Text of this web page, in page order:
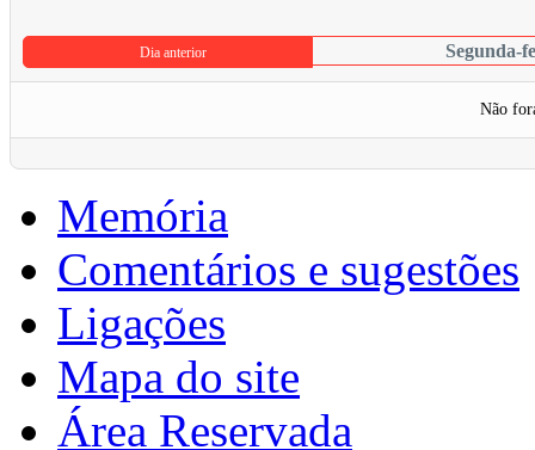
Dia anterior Segunda-
Não
Memória
Comentários e sugestões
Ligações
Mapa do site
Área Reservada